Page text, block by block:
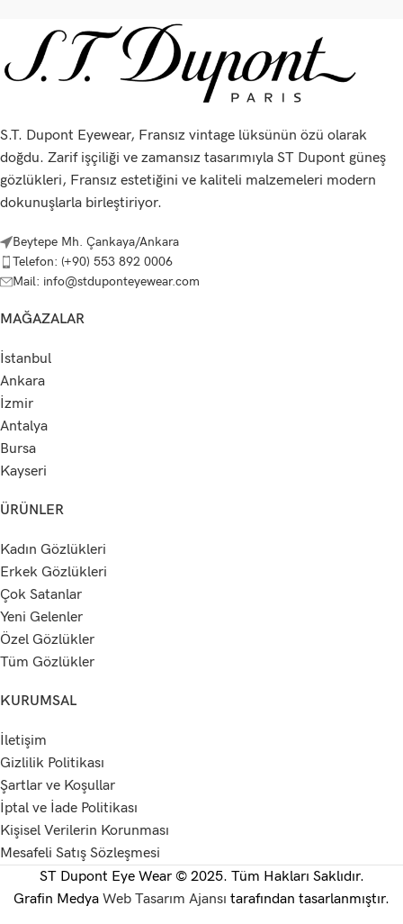
S.T. Dupont Eyewear, Fransız vintage lüksünün özü olarak
doğdu. Zarif işçiliği ve zamansız tasarımıyla ST Dupont güneş
gözlükleri, Fransız estetiğini ve kaliteli malzemeleri modern
dokunuşlarla birleştiriyor.
Beytepe Mh. Çankaya/Ankara
Telefon: (+90) 553 892 0006
Mail: info@stduponteyewear.com
MAĞAZALAR
İstanbul
Ankara
İzmir
Antalya
Bursa
Kayseri
ÜRÜNLER
Kadın Gözlükleri
Erkek Gözlükleri
Çok Satanlar
Yeni Gelenler
Özel Gözlükler
Tüm Gözlükler
KURUMSAL
İletişim
Gizlilik Politikası
Şartlar ve Koşullar
İptal ve İade Politikası
Kişisel Verilerin Korunması
Mesafeli Satış Sözleşmesi
ST Dupont Eye Wear © 2025. Tüm Hakları Saklıdır.
Grafin Medya Web Tasarım Ajansı tarafından tasarlanmıştır.